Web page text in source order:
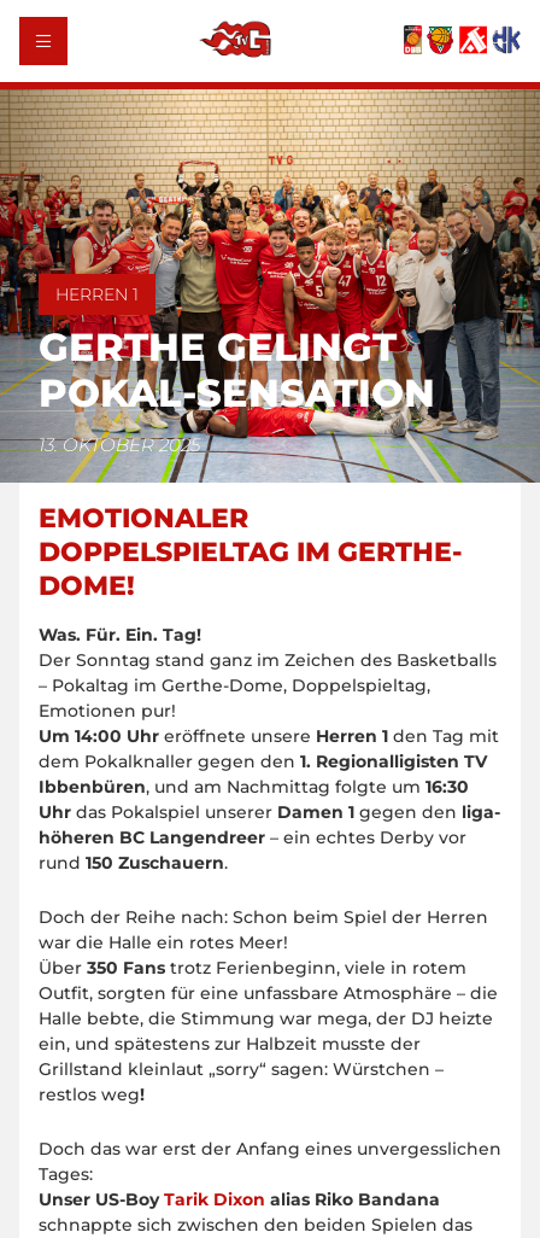
HERREN 1
GERTHE GELINGT
POKAL-SENSATION
13. OKTOBER 2025
EMOTIONALER
DOPPELSPIELTAG IM GERTHE-
DOME!
Was. Für. Ein. Tag!
Der Sonntag stand ganz im Zeichen des Basketballs
– Pokaltag im Gerthe-Dome, Doppelspieltag,
Emotionen pur!
Um 14:00 Uhr eröffnete unsere Herren 1 den Tag mit
dem Pokalknaller gegen den 1. Regionalligisten TV
Ibbenbüren, und am Nachmittag folgte um 16:30
Uhr das Pokalspiel unserer Damen 1 gegen den liga­
höheren BC Langendreer – ein echtes Derby vor
rund 150 Zuschauern.
Doch der Reihe nach: Schon beim Spiel der Herren
war die Halle ein rotes Meer!
Über 350 Fans trotz Ferienbeginn, viele in rotem
Outfit, sorgten für eine unfassbare Atmosphäre – die
Halle bebte, die Stimmung war mega, der DJ heizte
ein, und spätestens zur Halbzeit musste der
Grillstand kleinlaut „sorry“ sagen: Würstchen –
restlos weg!
Doch das war erst der Anfang eines unvergesslichen
Tages:
Unser US-BoyTarik Dixon alias Riko Bandana
schnappte sich zwischen den beiden Spielen das